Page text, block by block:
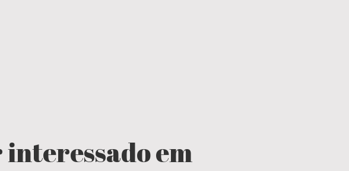
interessado em